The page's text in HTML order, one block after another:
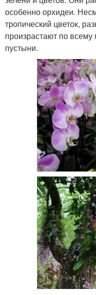
особенно орхидеи.
тропический цветок,
произрастают по
пустыни.